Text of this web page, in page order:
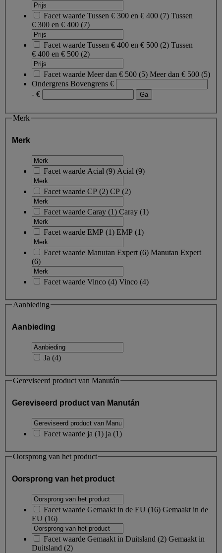
Facet waarde Tussen € 300 en € 400 (7) Tussen
€ 300 en € 400 (7)
Facet waarde Tussen € 400 en € 500 (2) Tussen
€ 400 en € 500 (2)
Facet waarde Meer dan € 500 (5) Meer dan € 500 (5)
Ondergrens Bovengrens €
- €
Merk
Merk
Facet waarde Acial (9) Acial (9)
Facet waarde CP (2) CP (2)
Facet waarde Caray (1) Caray (1)
Facet waarde EMP (1) EMP (1)
Facet waarde Manutan Expert (6) Manutan Expert
(6)
Facet waarde Vinco (4) Vinco (4)
Aanbieding
Aanbieding
Ja (4)
Gereviseerd product van Manután
Gereviseerd product van Manután
Facet waarde ja (1) ja (1)
Oorsprong van het product
Oorsprong van het product
Facet waarde Gemaakt in de EU (16) Gemaakt in de
EU (16)
Facet waarde Gemaakt in Duitsland (2) Gemaakt in
Duitsland (2)